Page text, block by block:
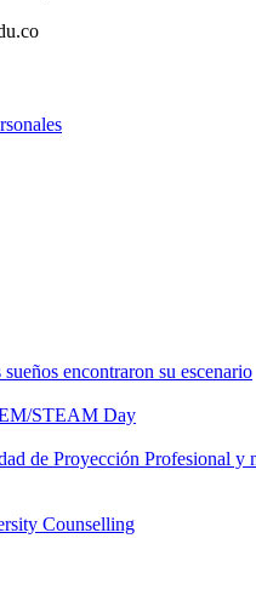
encontraron su escenario
STEAM Day
de Proyección Profesional y
Counselling